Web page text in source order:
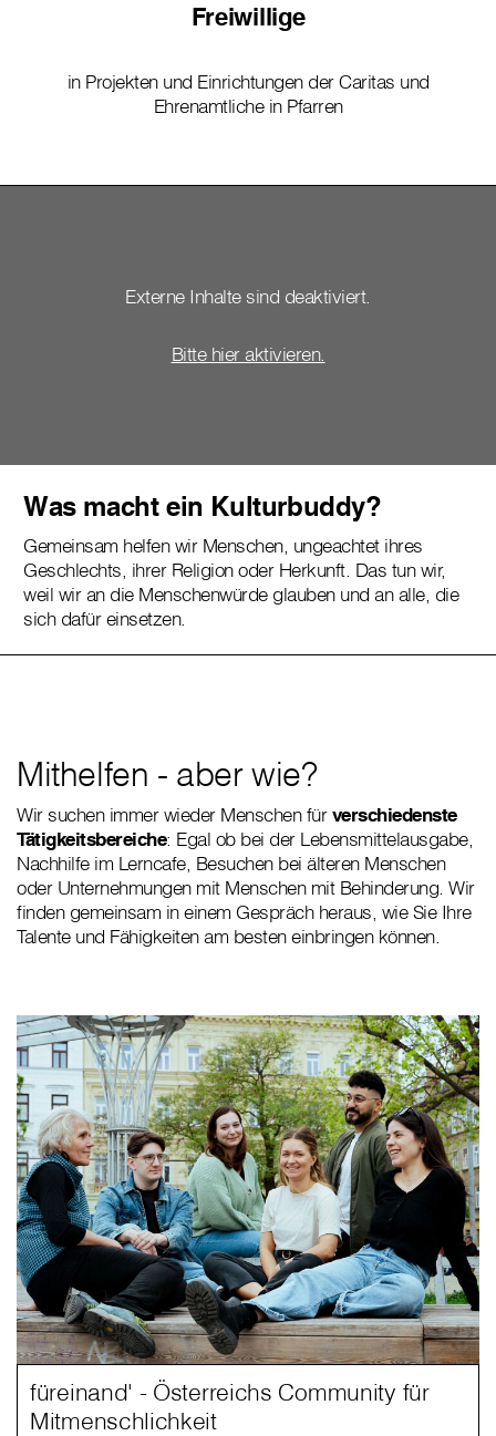
Freiwillige
in Projekten und Einrichtungen der Caritas und
Ehrenamtliche in Pfarren
Externe Inhalte sind deaktiviert.
Bitte hier aktivieren.
Was macht ein Kulturbuddy?
Gemeinsam helfen wir Menschen, ungeachtet ihres
Geschlechts, ihrer Religion oder Herkunft. Das tun wir,
weil wir an die Menschenwürde glauben und an alle, die
sich dafür einsetzen.
Mithelfen - aber wie?
Wir suchen immer wieder Menschen fürverschiedenste
Tätigkeitsbereiche: Egal ob bei der Lebensmittelausgabe,
Nachhilfe im Lerncafe, Besuchen bei älteren Menschen
oder Unternehmungen mit Menschen mit Behinderung. Wir
finden gemeinsam in einem Gespräch heraus, wie Sie Ihre
Talente und Fähigkeiten am besten einbringen können.
füreinand' - Österreichs Community für
Mitmenschlichkeit